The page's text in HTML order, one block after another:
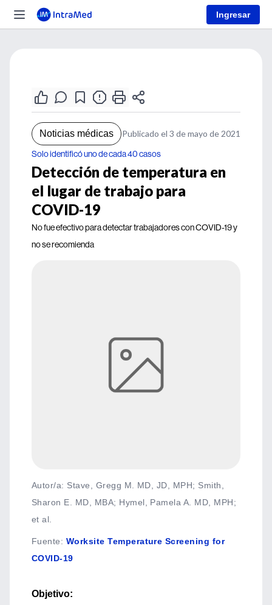
Ingresar
Noticias médicas Publicado el 3 de mayo de 2021
Solo identificó uno de cada 40 casos
Detección de temperatura en
el lugar de trabajo para
COVID-19
No fue efectivo para detectar trabajadores con COVID-19 y
no se recomienda
Autor/a: Stave, Gregg M. MD, JD, MPH; Smith,
Sharon E. MD, MBA; Hymel, Pamela A. MD, MPH;
et al.
Fuente: Worksite Temperature Screening for
COVID-19
Objetivo: